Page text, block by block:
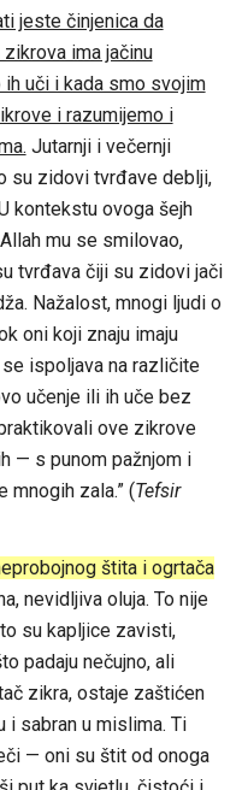
jeste činjenica da
ima jačinu
uči i kada smo svojim
i razumijemo i
Jutarnji i večernji
su zidovi tvrđave deblji,
kontekstu ovoga šejh
mu se smilovao,
tvrđava čiji su zidovi jači
Nažalost, mnogi ljudi o
oni koji znaju imaju
ispoljava na različite
učenje ili ih uče bez
ove zikrove
— s punom pažnjom i
zala.” (Tefsir
štita i ogrtača
nevidljiva oluja. To nije
su kapljice zavisti,
padaju nečujno, ali
zikra, ostaje zaštićen
i sabran u mislima. Ti
— oni su štit od onoga